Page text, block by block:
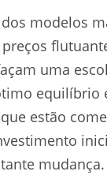
modelos
uma
equilíbrio
estão
mudança.